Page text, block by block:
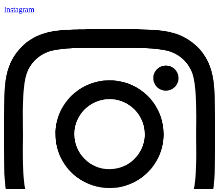
Instagram